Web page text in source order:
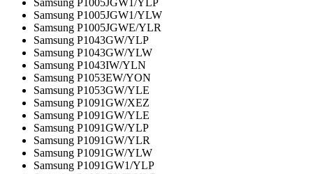
Samsung P1005JGW1/YLW
Samsung P1005JGWE/YLR
Samsung P1043GW/YLP
Samsung P1043GW/YLW
Samsung P1043IW/YLN
Samsung P1053EW/YON
Samsung P1053GW/YLE
Samsung P1091GW/XEZ
Samsung P1091GW/YLE
Samsung P1091GW/YLP
Samsung P1091GW/YLR
Samsung P1091GW/YLW
Samsung P1091GW1/YLP